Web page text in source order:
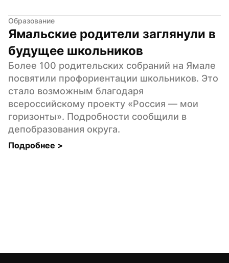
Образование
Ямальские родители заглянули в
будущее школьников
Более 100 родительских собраний на Ямале
посвятили профориентации школьников. Это
стало возможным благодаря
всероссийскому проекту «Россия — мои
горизонты». Подробности сообщили в
депобразования округа.
Подробнее >